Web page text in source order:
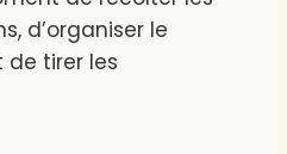
d’organiser le
de tirer les